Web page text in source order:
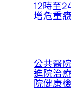
12時至
增危重
公共醫
進院治
院健康